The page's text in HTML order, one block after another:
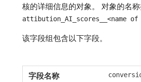
核的详细信息的对象。 对象的名
attibution_AI_scores__<name of
该字段组包含以下字段。